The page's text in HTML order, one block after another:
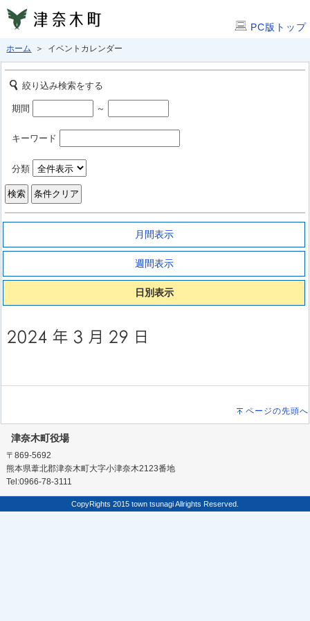
PC版トップ
ホーム ＞ イベントカレンダー
絞り込み検索をする
期間 ～
キーワード
分類
月間表示
週間表示
日別表示
ページの先頭へ
津奈木町役場
〒869-5692
熊本県葦北郡津奈木町大字小津奈木2123番地
Tel:0966-78-3111
CopyRights 2015 town tsunagi Allrights Reserved.